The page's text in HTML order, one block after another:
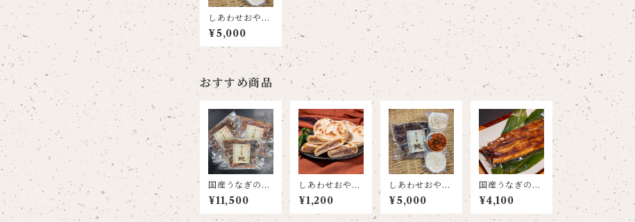
しあわせおやき
1種類(3枚入り)
と国産うなぎの
蒲焼き1尾セッ
ト
¥5,000
おすすめ商品
国産うなぎの蒲
焼き (タレ･山椒
付き) 3尾セット
¥11,500
しあわせおやき
(プレーン) 3個
入り
¥1,200
しあわせおやき
1種類(3枚入り)
と国産うなぎの
蒲焼き1尾セッ
¥5,000
国産うなぎの蒲
焼き (タレ･山椒
付き) 1尾
¥4,100